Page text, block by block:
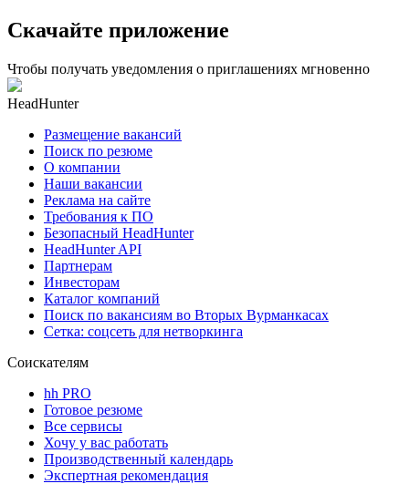
Скачайте приложение
Чтобы получать уведомления о приглашениях мгновенно
HeadHunter
Размещение вакансий
Поиск по резюме
О компании
Наши вакансии
Реклама на сайте
Требования к ПО
Безопасный HeadHunter
HeadHunter API
Партнерам
Инвесторам
Каталог компаний
Поиск по вакансиям во Вторых Вурманкасах
Сетка: соцсеть для нетворкинга
Соискателям
hh PRO
Готовое резюме
Все сервисы
Хочу у вас работать
Производственный календарь
Экспертная рекомендация